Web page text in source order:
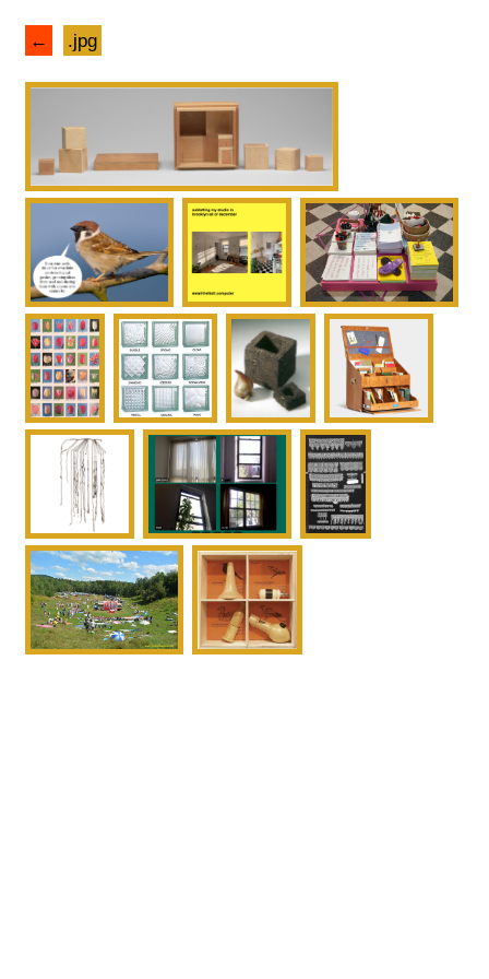
← .jpg